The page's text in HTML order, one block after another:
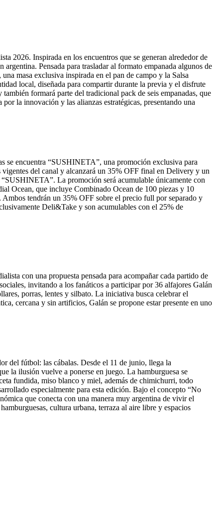
2026. Inspirada en los encuentros que se generan alrededor de
Pensada para trasladar al formato empanada algunos de
masa exclusiva inspirada en el pan de campo y la Salsa
local, diseñada para compartir durante la previa y el disfrute
formará parte del tradicional pack de seis empanadas, que
la innovación y las alianzas estratégicas, presentando una
se encuentra “SUSHINETA”, una promoción exclusiva para
del canal y alcanzará un 35% OFF final en Delivery y un
La promoción será acumulable únicamente con
Ocean, que incluye Combinado Ocean de 100 piezas y 10
tendrán un 35% OFF sobre el precio full por separado y
Deli&Take y son acumulables con el 25% de
con una propuesta pensada para acompañar cada partido de
invitando a los fanáticos a participar por 36 alfajores Galán
porras, lentes y silbato. La iniciativa busca celebrar el
cercana y sin artificios, Galán se propone estar presente en uno
del fútbol: las cábalas. Desde el 11 de junio, llega la
la ilusión vuelve a ponerse en juego. La hamburguesa se
fundida, miso blanco y miel, además de chimichurri, todo
especialmente para esta edición. Bajo el concepto “No
que conecta con una manera muy argentina de vivir el
cultura urbana, terraza al aire libre y espacios